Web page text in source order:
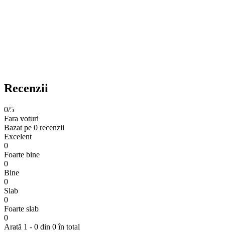
Recenzii
0/5
Fara voturi
Bazat pe 0 recenzii
Excelent
0
Foarte bine
0
Bine
0
Slab
0
Foarte slab
0
Arată 1 - 0 din 0 în total